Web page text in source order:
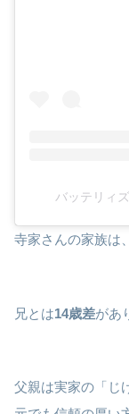
バッテリィ
寺家さんの家族は、
兄とは14歳差があ
父親は実家の「じ